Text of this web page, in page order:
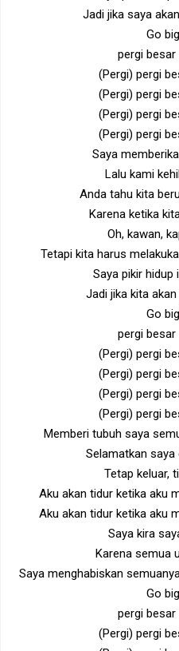
Jadi jika saya
Go
pergi besar
(Pergi) pergi
(Pergi) pergi
(Pergi) pergi
(Pergi) pergi
Saya
Lalu kami
Anda tahu kita
Karena ketika
Oh, kawan,
Tetapi kita harus
Saya pikir hidup
Jadi jika kita
Go
pergi besar
(Pergi) pergi
(Pergi) pergi
(Pergi) pergi
(Pergi) pergi
Memberi tubuh saya
Selamatkan saya
Tetap keluar,
Aku akan tidur ketika aku
Aku akan tidur ketika aku
Saya kira
Karena semua
Saya menghabiskan
Go
pergi besar
(Pergi) pergi